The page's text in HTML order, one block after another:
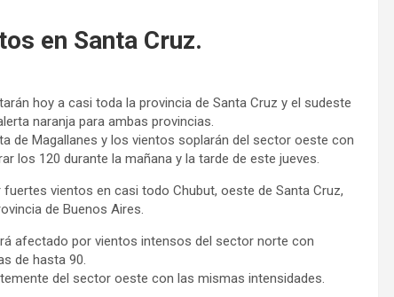
en Santa Cruz.
hoy a casi toda la provincia de Santa Cruz y el sudeste
naranja para ambas provincias.
de Magallanes y los vientos soplarán del sector oeste con
los 120 durante la mañana y la tarde de este jueves.
vientos en casi todo Chubut, oeste de Santa Cruz,
de Buenos Aires.
afectado por vientos intensos del sector norte con
de hasta 90.
del sector oeste con las mismas intensidades.